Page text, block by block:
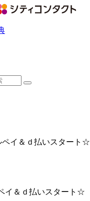
ペイ＆ｄ払いスタート☆
イ＆ｄ払いスタート☆